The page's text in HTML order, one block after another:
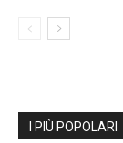
I PIÙ POPOLARI